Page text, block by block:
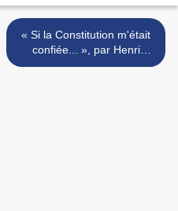
« Si la Constitution m'était
confiée... », par Henri
Temple >